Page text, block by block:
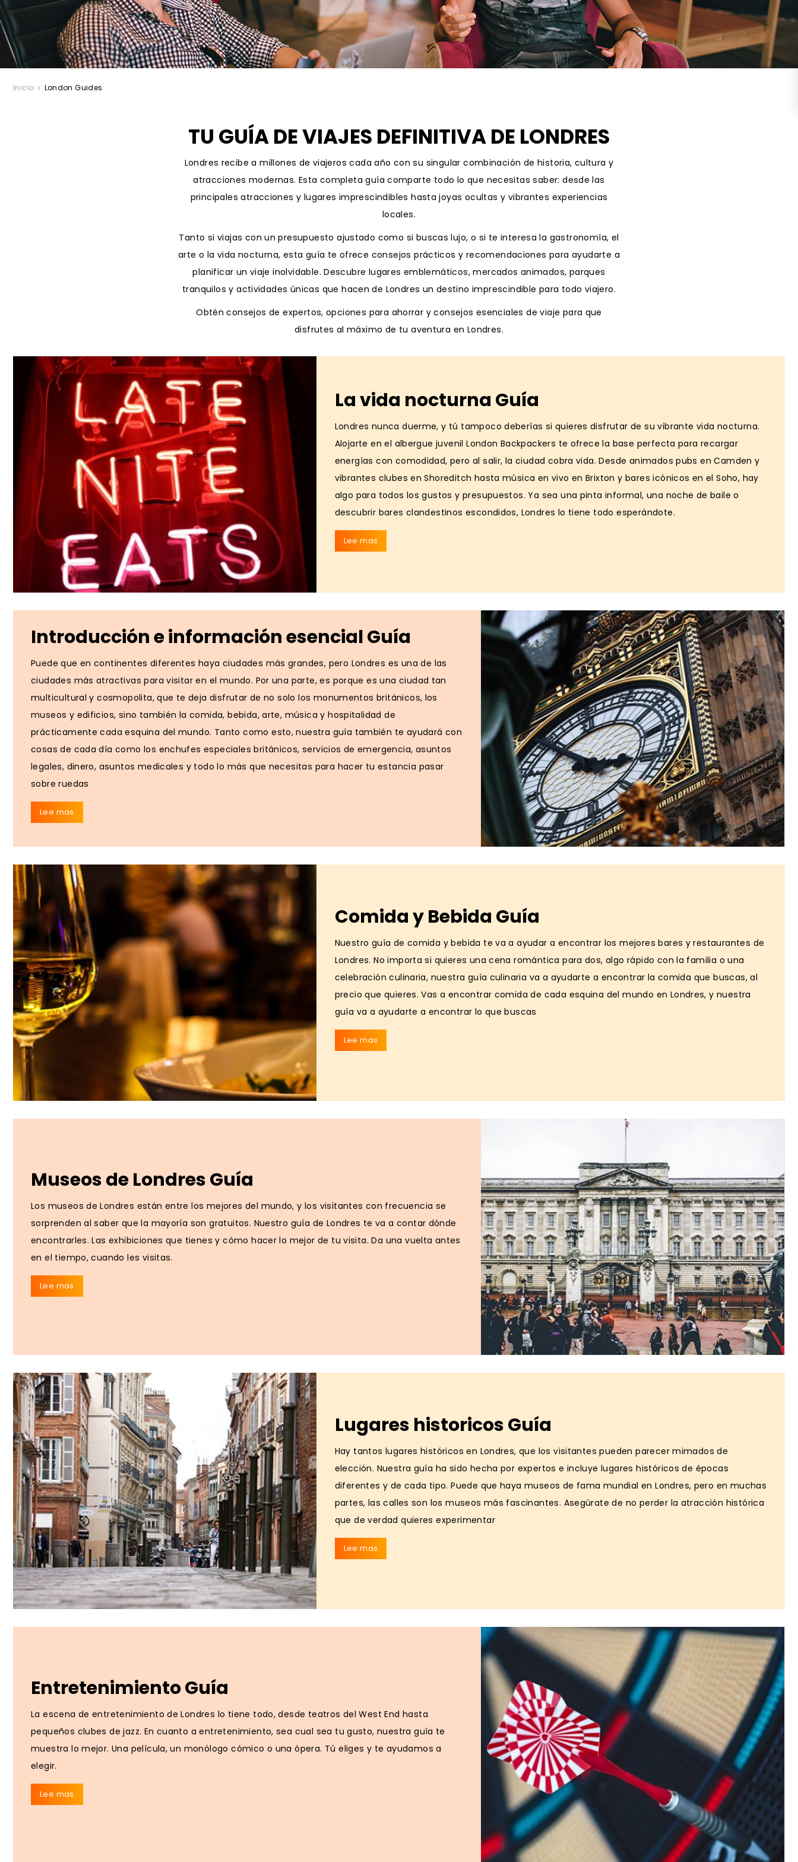
Inicio London Guides
TU GUÍA DE VIAJES DEFINITIVA DE LONDRES
Londres recibe a millones de viajeros cada año con su singular combinación de historia, cultura y
atracciones modernas. Esta completa guía comparte todo lo que necesitas saber: desde las
principales atracciones y lugares imprescindibles hasta joyas ocultas y vibrantes experiencias
locales.
Tanto si viajas con un presupuesto ajustado como si buscas lujo, o si te interesa la gastronomía, el
arte o la vida nocturna, esta guía te ofrece consejos prácticos y recomendaciones para ayudarte a
planificar un viaje inolvidable. Descubre lugares emblemáticos, mercados animados, parques
tranquilos y actividades únicas que hacen de Londres un destino imprescindible para todo viajero.
Obtén consejos de expertos, opciones para ahorrar y consejos esenciales de viaje para que
disfrutes al máximo de tu aventura en Londres.
La vida nocturna Guía
Londres nunca duerme, y tú tampoco deberías si quieres disfrutar de su vibrante vida nocturna.
Alojarte en el albergue juvenil London Backpackers te ofrece la base perfecta para recargar
energías con comodidad, pero al salir, la ciudad cobra vida. Desde animados pubs en Camden y
vibrantes clubes en Shoreditch hasta música en vivo en Brixton y bares icónicos en el Soho, hay
algo para todos los gustos y presupuestos. Ya sea una pinta informal, una noche de baile o
descubrir bares clandestinos escondidos, Londres lo tiene todo esperándote.
Lee mas
Introducción e información esencial Guía
Puede que en continentes diferentes haya ciudades más grandes, pero Londres es una de las
ciudades más atractivas para visitar en el mundo. Por una parte, es porque es una ciudad tan
multicultural y cosmopolita, que te deja disfrutar de no solo los monumentos británicos, los
museos y edificios, sino también la comida, bebida, arte, música y hospitalidad de
prácticamente cada esquina del mundo. Tanto como esto, nuestra guía también te ayudará con
cosas de cada día como los enchufes especiales británicos, servicios de emergencia, asuntos
legales, dinero, asuntos medicales y todo lo más que necesitas para hacer tu estancia pasar
sobre ruedas
Lee mas
Comida y Bebida Guía
Nuestro guía de comida y bebida te va a ayudar a encontrar los mejores bares y restaurantes de
Londres. No importa si quieres una cena romántica para dos, algo rápido con la familia o una
celebración culinaria, nuestra guía culinaria va a ayudarte a encontrar la comida que buscas, al
precio que quieres. Vas a encontrar comida de cada esquina del mundo en Londres, y nuestra
guía va a ayudarte a encontrar lo que buscas
Lee mas
Museos de Londres Guía
Los museos de Londres están entre los mejores del mundo, y los visitantes con frecuencia se
sorprenden al saber que la mayoría son gratuitos. Nuestro guía de Londres te va a contar dónde
encontrarles. Las exhibiciones que tienes y cómo hacer lo mejor de tu visita. Da una vuelta antes
en el tiempo, cuando les visitas.
Lee mas
Lugares historicos Guía
Hay tantos lugares históricos en Londres, que los visitantes pueden parecer mimados de
elección. Nuestra guía ha sido hecha por expertos e incluye lugares históricos de épocas
diferentes y de cada tipo. Puede que haya museos de fama mundial en Londres, pero en muchas
partes, las calles son los museos más fascinantes. Asegúrate de no perder la atracción histórica
que de verdad quieres experimentar
Lee mas
Entretenimiento Guía
La escena de entretenimiento de Londres lo tiene todo, desde teatros del West End hasta
pequeños clubes de jazz. En cuanto a entretenimiento, sea cual sea tu gusto, nuestra guía te
muestra lo mejor. Una película, un monólogo cómico o una ópera. Tú eliges y te ayudamos a
elegir.
Lee mas
on Wednesday and Friday
Free WiFi
Free Bag Storage
Centrally Located